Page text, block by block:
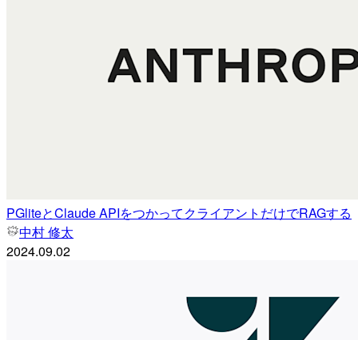
PGliteとClaude APIをつかってクライアントだけでRAGする
中村 修太
2024.09.02